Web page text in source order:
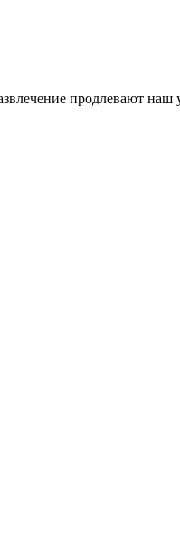
продлевают